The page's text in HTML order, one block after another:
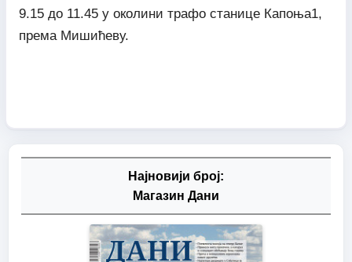
9.15 до 11.45 у околини трафо станице Капоња1,
према Мишићеву.
Најновији број:
Магазин Дани